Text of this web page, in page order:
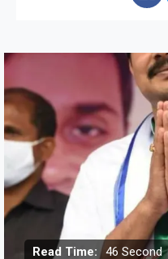
Read Time: 46 Second